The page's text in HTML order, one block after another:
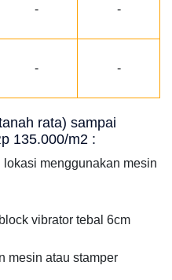
- -
- -
rata) sampai
135.000/m2 :
menggunakan mesin
vibrator tebal 6cm
mesin atau stamper